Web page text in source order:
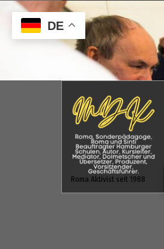
Zum
Inhalt
springen
Roma Aktivist seit 1988
DE